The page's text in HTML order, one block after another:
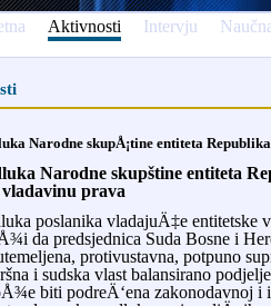
Aktivnosti Intervju
Narodne skupÅ¡tine entiteta
Narodne skupštine entiteta
prava
poslanika vladajuÄ‡e entitetske
i da predsjednica Suda Bosne i
, protivustavna, potpuno
šna i sudska vlast balansirano
Å¾e biti podreÄ‘ena zakonodavnoj i